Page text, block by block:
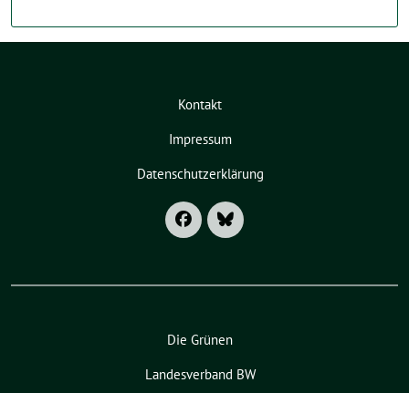
Kontakt
Impressum
Datenschutzerklärung
Die Grünen
Landesverband BW